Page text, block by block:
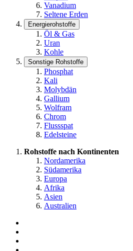
Vanadium
Seltene Erden
Energierohstoffe
Öl & Gas
Uran
Kohle
Sonstige Rohstoffe
Phosphat
Kali
Molybdän
Gallium
Wolfram
Chrom
Flussspat
Edelsteine
Rohstoffe nach Kontinenten
Nordamerika
Südamerika
Europa
Afrika
Asien
Australien